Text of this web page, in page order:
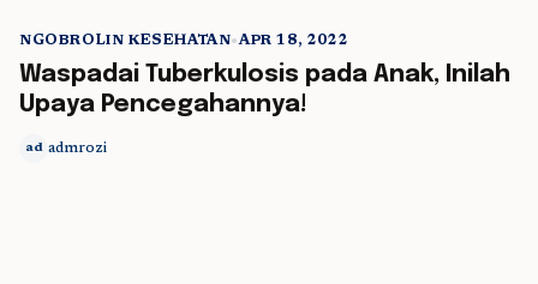
5 min read
NGOBROLIN KESEHATAN•APR 18, 2022
Waspadai Tuberkulosis pada Anak, Inilah
Upaya Pencegahannya!
ad admrozi